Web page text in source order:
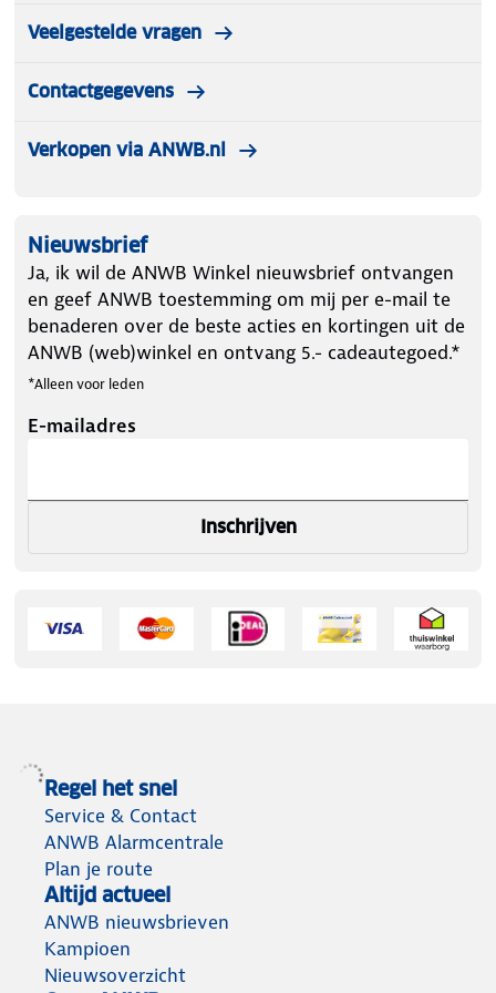
Let op kleding mag worden gepast maar niet
kunnen niet terugnemen!
Veelgestelde vragen
Contactgegevens
Verkopen via ANWB.nl
Nieuwsbrief
Ja, ik wil de ANWB Winkel nieuwsbrief ontvangen
en geef ANWB toestemming om mij per e-mail te
benaderen over de beste acties en kortingen uit de
ANWB (web)winkel en ontvang 5.- cadeautegoed.*
*Alleen voor leden
E-mailadres
Inschrijven
Regel het snel
Service & Contact
ANWB Alarmcentrale
Plan je route
Altijd actueel
ANWB nieuwsbrieven
Kampioen
Nieuwsoverzicht